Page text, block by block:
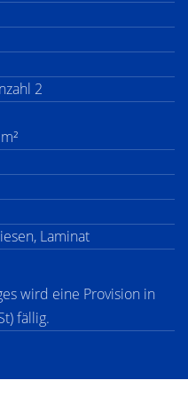
2
Laminat
wird eine Provision in
fällig.